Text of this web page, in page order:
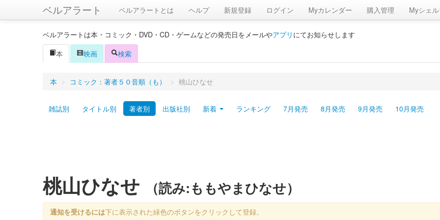
ベルアラート ベルアラートとは ヘルプ 新規登録 ログイン Myカレンダー 購入管理 Myシェル
ベルアラートは本・コミック・DVD・CD・ゲームなどの発売日をメールやアプリ にてお知らせします
本
映画 検索
本 > コミック：著者５０音順（も） > 桃山ひなせ
雑誌別 タイトル別 著者別 出版社別 新着 ランキング 7月発売 8月発売 9月発売 10月発売
桃山ひなせ （読み:ももやまひなせ）
通知を受けるには下に表示された緑色のボタンをクリックして登録。